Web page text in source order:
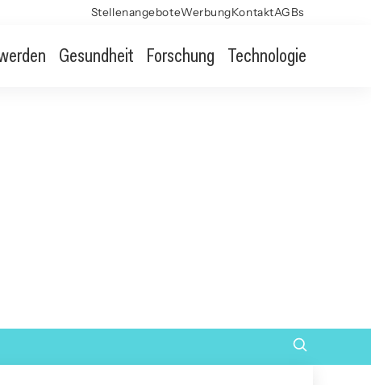
StellenangeboteWerbungKontaktAGBs
Gesundheit Forschung Technologie